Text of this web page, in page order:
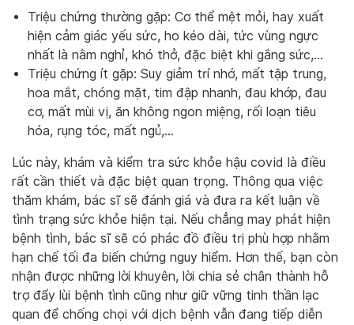
Triệu chứng thường gặp: Cơ thể mệt mỏi, hay xuất
hiện cảm giác yếu sức, ho kéo dài, tức vùng ngực
nhất là nằm nghỉ, khó thở, đặc biệt khi gắng sức,…
Triệu chứng ít gặp: Suy giảm trí nhớ, mất tập trung,
hoa mắt, chóng mặt, tim đập nhanh, đau khớp, đau
cơ, mất mùi vị, ăn không ngon miệng, rối loạn tiêu
hóa, rụng tóc, mất ngủ,…
Lúc này, khám và kiểm tra sức khỏe hậu covid là điều
rất cần thiết và đặc biệt quan trọng. Thông qua việc
thăm khám, bác sĩ sẽ đánh giá và đưa ra kết luận về
tình trạng sức khỏe hiện tại. Nếu chẳng may phát hiện
bệnh tình, bác sĩ sẽ có phác đồ điều trị phù hợp nhằm
hạn chế tối đa biến chứng nguy hiểm. Hơn thế, bạn còn
nhận được những lời khuyên, lời chia sẻ chân thành hỗ
trợ đẩy lùi bệnh tình cũng như giữ vững tinh thần lạc
quan để chống chọi với dịch bệnh vẫn đang tiếp diễn